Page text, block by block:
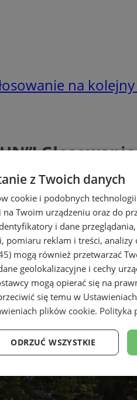
na
z Twoich danych
cookie i podobnych
Twoim urządzeniu oraz do
i dane
pomiaru reklam i treści,
mogą również przetwarzać
geolokalizacyjne i cechy
mogą opierać się na
się temu w
plików cookie. Polityka
ODRZUĆ WSZYSTKIE
Targetowanie